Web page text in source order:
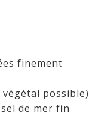
finement
possible)
de mer fin